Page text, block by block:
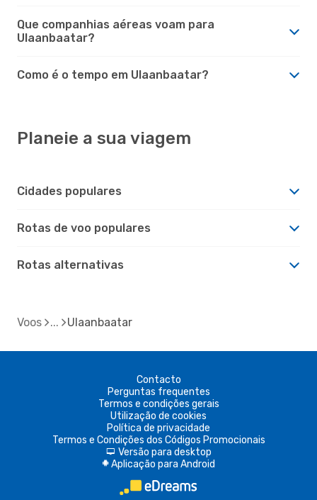
Que companhias aéreas voam para
Ulaanbaatar?
Como é o tempo em Ulaanbaatar?
Planeie a sua viagem
Cidades populares
Rotas de voo populares
Rotas alternativas
Voos Ulaanbaatar
Contacto
Perguntas frequentes
Termos e condições gerais
Utilização de cookies
Política de privacidade
Termos e Condições dos Códigos Promocionais
d Versão para desktop
A Aplicação para Android